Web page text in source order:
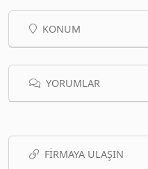
KONUM
YORUMLAR
FIRMAYA ULAŞIN